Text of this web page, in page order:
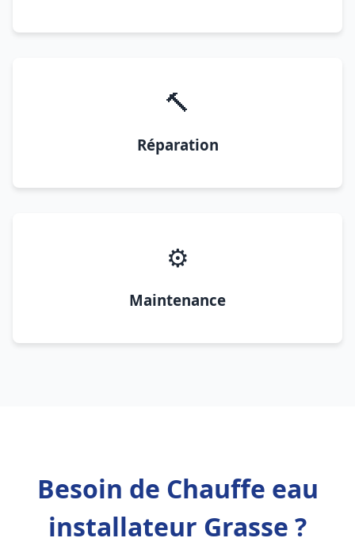
🔨
Réparation
⚙️
Maintenance
Besoin de Chauffe eau
installateur Grasse ?